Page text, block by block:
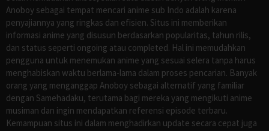
Anoboy sebagai tempat mencari anime sub Indo adalah karena
penyajiannya yang ringkas dan efisien. Situs ini memberikan
informasi anime yang disusun berdasarkan popularitas, tahun rilis,
dan status seperti ongoing atau completed. Hal ini memudahkan
pengguna untuk menemukan anime yang sesuai selera tanpa harus
menghabiskan waktu berlama-lama dalam proses pencarian. Banyak
orang yang menganggap Anoboy sebagai alternatif yang familiar
dengan Samehadaku, terutama bagi mereka yang mengikuti anime
musiman dan ingin mendapatkan referensi episode terbaru.
Kemampuan situs ini dalam menghadirkan update secara cepat juga